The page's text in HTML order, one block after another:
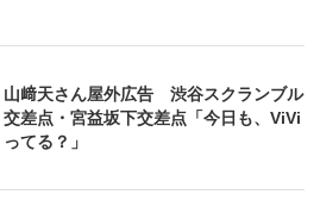
山﨑天さん屋外広告 渋谷スクランブル
交差点・宮益坂下交差点「今日も、ViVi
ってる？」